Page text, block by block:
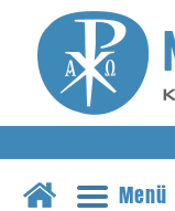
Menü